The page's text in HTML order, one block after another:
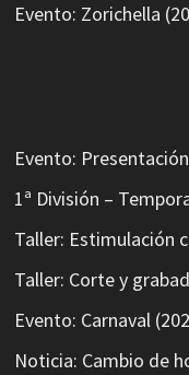
Evento: Zorichella
Evento:
1ª División –
Taller: Estimulación
Taller: Corte y
Evento: Carnaval
Noticia: Cambio de